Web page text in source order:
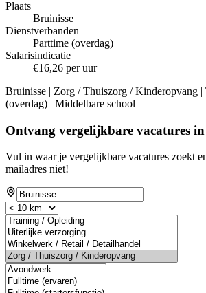
Plaats
Bruinisse
Dienstverbanden
Parttime (overdag)
Salarisindicatie
€16,26 per uur
Bruinisse | Zorg / Thuiszorg / Kinderopvang |
(overdag) | Middelbare school
Ontvang vergelijkbare vacatures
Vul in waar je vergelijkbare vacatures zoekt
mailadres niet!